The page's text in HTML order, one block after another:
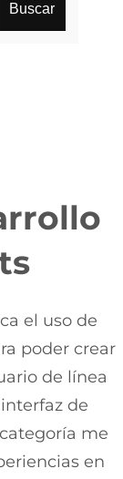
Buscar
el uso de
poder crear
de línea
de
me
en